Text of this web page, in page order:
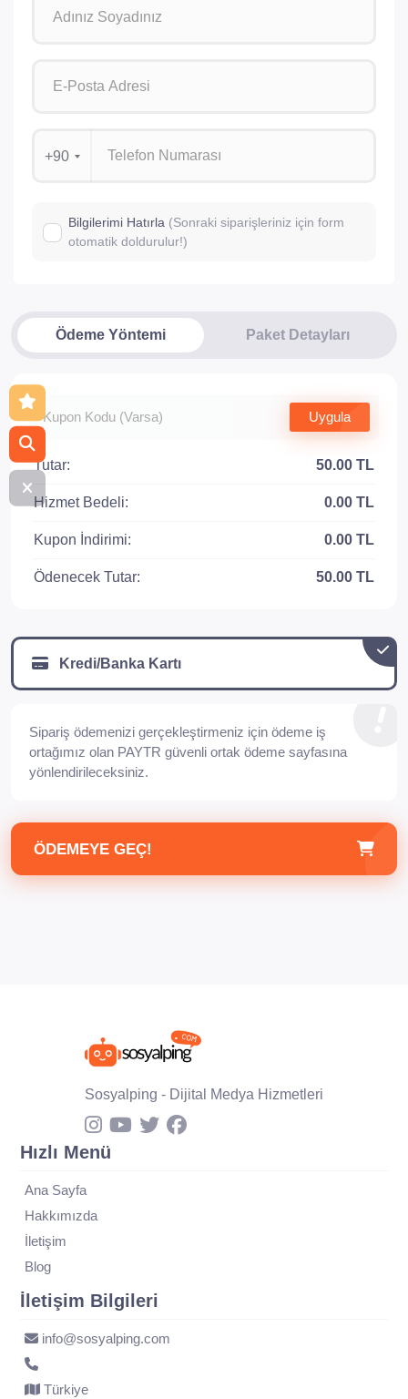
+90
Bilgilerimi Hatırla (Sonraki siparişleriniz için form
otomatik doldurulur!)
Ödeme Yöntemi Paket Detayları
Uygula
Tutar: 50.00 TL
Hizmet Bedeli: 0.00 TL
Kupon İndirimi: 0.00 TL
Ödenecek Tutar: 50.00 TL
Kredi/Banka Kartı
Sipariş ödemenizi gerçekleştirmeniz için ödeme iş
ortağımız olan PAYTR güvenli ortak ödeme sayfasına
yönlendirileceksiniz.
ÖDEMEYE GEÇ!
Sosyalping - Dijital Medya Hizmetleri
Hızlı Menü
Ana Sayfa
Hakkımızda
İletişim
Blog
İletişim Bilgileri
info@sosyalping.com
Türkiye